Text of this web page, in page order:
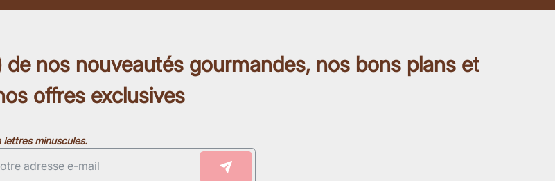
nos nouveautés gourmandes, nos bons plans et
offres exclusives
lettres minuscules.